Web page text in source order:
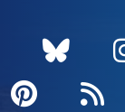
une
Twitter
, Ouvre
,
Pinterest
,